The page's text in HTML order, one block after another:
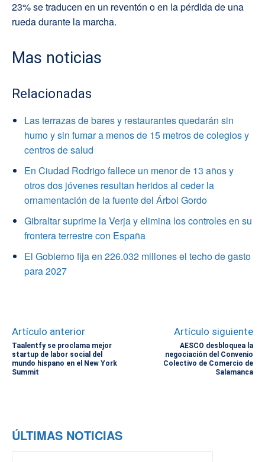
23% se traducen en un reventón o en la pérdida de una
rueda durante la marcha.
Mas noticias
Relacionadas
Las terrazas de bares y restaurantes quedarán sin
humo y sin fumar a menos de 15 metros de colegios y
centros de salud
En Ciudad Rodrigo fallece un menor de 13 años y
otros dos jóvenes resultan heridos al ceder la
ornamentación de la fuente del Árbol Gordo
Gibraltar suprime la Verja y elimina los controles en su
frontera terrestre con España
El Gobierno fija en 226.032 millones el techo de gasto
para 2027
Artículo anterior
Taalentfy se proclama mejor
startup de labor social del
mundo hispano en el New York
Summit
Artículo siguiente
AESCO desbloquea la
negociación del Convenio
Colectivo de Comercio de
Salamanca
ÚLTIMAS NOTICIAS